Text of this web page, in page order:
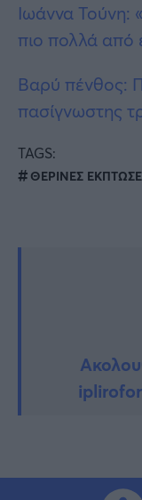
Ιωάννα Τούνη:
πιο πολλά από
Βαρύ πένθος:
πασίγνωστης
TAGS:
ΘΕΡΙΝΕΣ